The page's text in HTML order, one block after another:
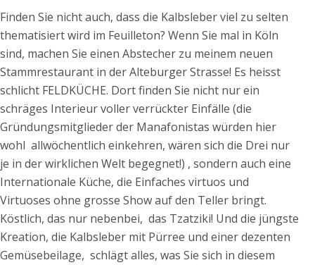
Finden Sie nicht auch, dass die Kalbsleber viel zu selten
thematisiert wird im Feuilleton? Wenn Sie mal in Köln
sind, machen Sie einen Abstecher zu meinem neuen
Stammrestaurant in der Alteburger Strasse! Es heisst
schlicht FELDKÜCHE. Dort finden Sie nicht nur ein
schräges Interieur voller verrückter Einfälle (die
Gründungsmitglieder der Manafonistas würden hier
wohl allwöchentlich einkehren, wären sich die Drei nur
je in der wirklichen Welt begegnet!) , sondern auch eine
Internationale Küche, die Einfaches virtuos und
Virtuoses ohne grosse Show auf den Teller bringt.
Köstlich, das nur nebenbei, das Tzatziki! Und die jüngste
Kreation, die Kalbsleber mit Pürree und einer dezenten
Gemüsebeilage, schlägt alles, was Sie sich in diesem